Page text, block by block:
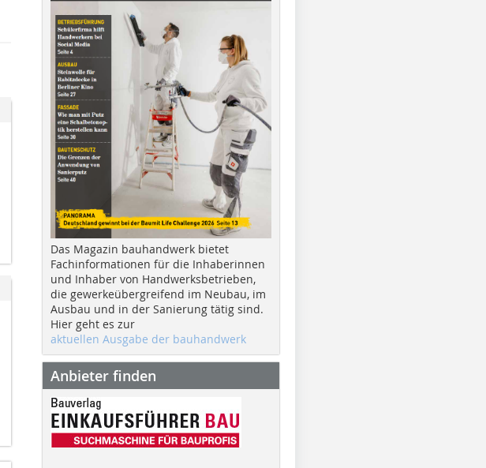
Das Magazin bauhandwerk bietet
Fachinformationen für die Inhaberinnen
und Inhaber von Handwerksbetrieben,
die gewerkeübergreifend im Neubau, im
Ausbau und in der Sanierung tätig sind.
Hier geht es zur
aktuellen Ausgabe der bauhandwerk
Anbieter finden